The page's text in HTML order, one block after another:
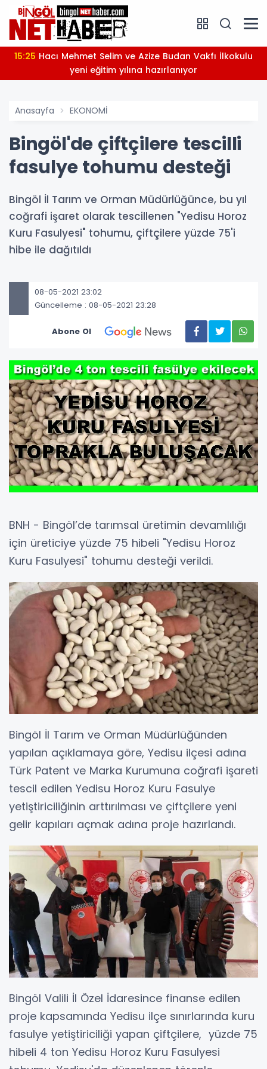
15:25
yeni eğitim yılına hazırlanıyor
Anasayfa EKONOMİ
Bingöl'de çiftçilere tescilli
fasulye tohumu desteği
Bingöl İl Tarım ve Orman Müdürlüğünce, bu yıl
coğrafi işaret olarak tescillenen "Yedisu Horoz
Kuru Fasulyesi" tohumu, çiftçilere yüzde 75'i
hibe ile dağıtıldı
08-05-2021 23:02
Güncelleme : 08-05-2021 23:28
Abone Ol
BNH - Bingöl’de tarımsal üretimin devamlılığı
için üreticiye yüzde 75 hibeli "Yedisu Horoz
Kuru Fasulyesi" tohumu desteği verildi.
Bingöl İl Tarım ve Orman Müdürlüğünden
yapılan açıklamaya göre, Yedisu ilçesi adına
Türk Patent ve Marka Kurumuna coğrafi işareti
tescil edilen Yedisu Horoz Kuru Fasulye
yetiştiriciliğinin arttırılması ve çiftçilere yeni
gelir kapıları açmak adına proje hazırlandı.
Bingöl Valili İl Özel İdaresince finanse edilen
proje kapsamında Yedisu ilçe sınırlarında kuru
fasulye yetiştiriciliği yapan çiftçilere, yüzde 75
hibeli 4 ton Yedisu Horoz Kuru Fasulyesi